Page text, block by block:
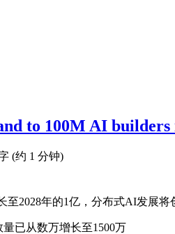
to 100M AI
(约 1 分钟)
至2028年的1亿，分布式AI发展将
已从数万增长至1500万